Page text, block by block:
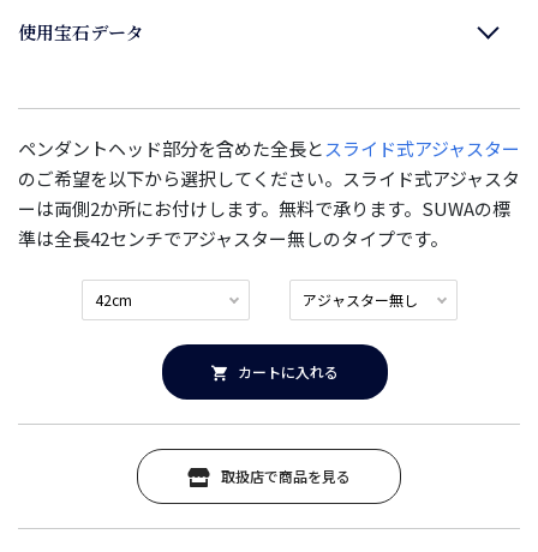
使用宝石データ
ペンダントヘッド部分を含めた全長とスライド式アジャスター
のご希望を以下から選択してください。スライド式アジャスタ
ーは両側2か所にお付けします。無料で承ります。SUWAの標
準は全長42センチでアジャスター無しのタイプです。
カートに入れる
取扱店で商品を見る